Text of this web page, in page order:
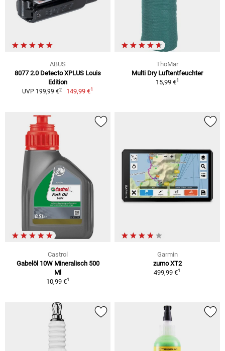
ABUS
8077 2.0 Detecto XPLUS Louis
Edition
UVP 199,99 €2 149,99 €1
ThoMar
Multi Dry Luftentfeuchter
15,99 €1
Castrol
Gabelöl 10W Mineralisch 500
Ml
10,99 €1
Garmin
zumo XT2
499,99 €1